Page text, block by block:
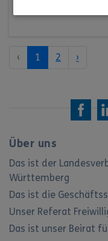
‹ 1 2 ›
Über uns
Das ist der
Württemberg
Das ist die
Unser Referat
Das ist unser Beirat